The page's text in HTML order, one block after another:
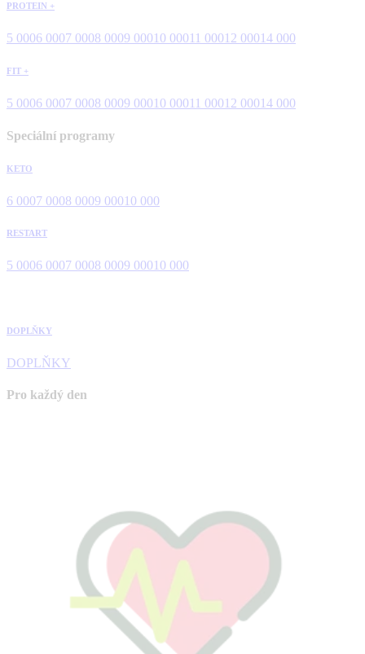
PROTEIN +
5 0006 0007 0008 0009 00010 00011 00012 00014 000
FIT +
5 0006 0007 0008 0009 00010 00011 00012 00014 000
Speciální programy
KETO
6 0007 0008 0009 00010 000
RESTART
5 0006 0007 0008 0009 00010 000
DOPLŇKY
DOPLŇKY
Pro každý den